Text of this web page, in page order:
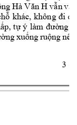
3
Hà Văn H vẫn
ỗ khác, không đi
p, tự ý làm đường
ng xuống ruộng nên